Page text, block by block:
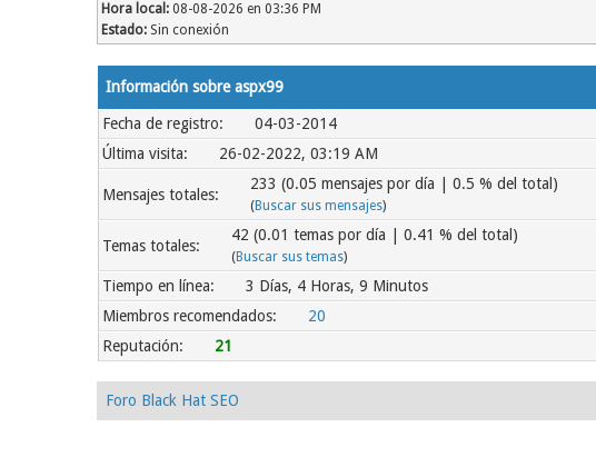
Hora local: 08-08-2026 en 03:36 PM
Estado: Sin conexión
Información sobre aspx99
Fecha de registro:
04-03-2014
Última visita:
26-02-2022, 03:19 AM
Mensajes totales:
233 (0.05 mensajes por día | 0.5 % del total)
(Buscar sus mensajes)
Temas totales:
42 (0.01 temas por día | 0.41 % del total)
(Buscar sus temas)
Tiempo en línea:
3 Días, 4 Horas, 9 Minutos
Miembros recomendados:
20
Reputación:
21
Foro Black Hat SEO